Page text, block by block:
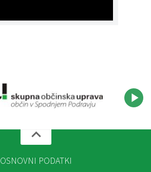
OSNOVNI PODATKI